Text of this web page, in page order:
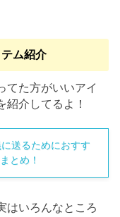
ム紹介
てた方がいいアイ
紹介してるよ！
送るためにおすす
とめ！
はいろんなところ